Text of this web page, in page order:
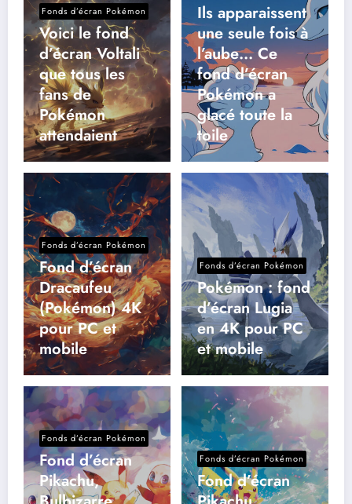
Fonds d’écran Pokémon
Voici le fond
d’écran Voltali
que tous les
fans de
Pokémon
attendaient
Ils apparaissent
une seule fois à
l’aube… Ce
fond d’écran
Pokémon a
glacé toute la
toile
Fonds d’écran Pokémon
Fond d’écran
Dracaufeu
(Pokémon) 4K
pour PC et
mobile
Fonds d’écran Pokémon
Pokémon : fond
d’écran Lugia
en 4K pour PC
et mobile
Fonds d’écran Pokémon
Fond d’écran
Pikachu,
Fonds d’écran Pokémon
Fond d’écran